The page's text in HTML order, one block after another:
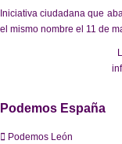
Iniciativa ciudadana que
el mismo nombre el 11 de
Podemos España
Podemos León